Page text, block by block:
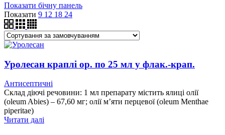
Показати бічну панель
Показати 9 12 18 24
Уролесан краплі ор. по 25 мл у флак.-крап.
Антисептичні
Склад діючі речовини: 1 мл препарату містить ялиці олії
(oleum Abies) – 67,60 мг; олії м’яти перцевої (oleum Menthae
piperitae)
Читати далі